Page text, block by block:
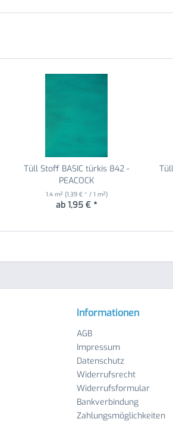
Tüll Stoff BASIC türkis 842 -
PEACOCK
1.4 m² (1,39 € * / 1 m²)
ab 1,95 € *
Informationen
AGB
Impressum
Datenschutz
Widerrufsrecht
Widerrufsformular
Bankverbindung
Zahlungsmöglichkeiten